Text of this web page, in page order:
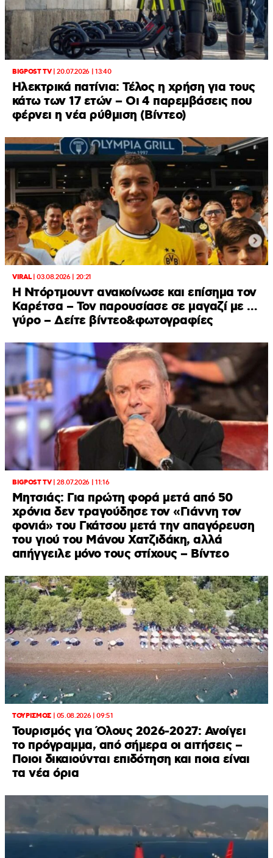
BIGPOST TV|20.07.2026 | 13:40
Ηλεκτρικά πατίνια: Τέλος η χρήση για τους
κάτω των 17 ετών – Οι 4 παρεμβάσεις που
φέρνει η νέα ρύθμιση (Βίντεο)
VIRAL|03.08.2026 | 20:21
Η Ντόρτμουντ ανακοίνωσε και επίσημα τον
Καρέτσα – Τον παρουσίασε σε μαγαζί με …
γύρο – Δείτε βίντεο&φωτογραφίες
BIGPOST TV|28.07.2026 | 11:16
Μητσιάς: Για πρώτη φορά μετά από 50
χρόνια δεν τραγούδησε τον «Γιάννη τον
φονιά» του Γκάτσου μετά την απαγόρευση
του γιού του Μάνου Χατζιδάκη, αλλά
απήγγειλε μόνο τους στίχους – Βίντεο
ΤΟΥΡΙΣΜΟΣ| 05.08.2026 | 09:51
Τουρισμός για Όλους 2026-2027: Ανοίγει
το πρόγραμμα, από σήμερα οι αιτήσεις –
Ποιοι δικαιούνται επιδότηση και ποια είναι
τα νέα όρια